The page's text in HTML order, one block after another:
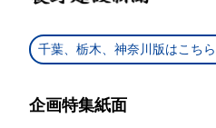
千葉、栃木、神奈川版はこちら
企画特集紙面